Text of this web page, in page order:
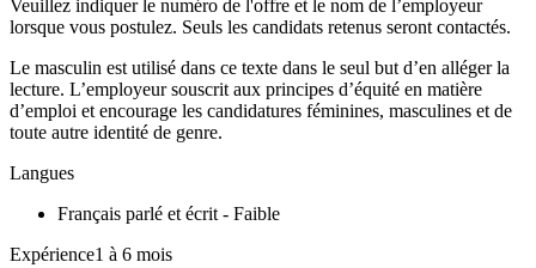
Veuillez indiquer le numéro de l'offre et le nom de l’employeur
lorsque vous postulez. Seuls les candidats retenus seront contactés.
Le masculin est utilisé dans ce texte dans le seul but d’en alléger la
lecture. L’employeur souscrit aux principes d’équité en matière
d’emploi et encourage les candidatures féminines, masculines et de
toute autre identité de genre.
Langues
Français parlé et écrit - Faible
Expérience1 à 6 mois